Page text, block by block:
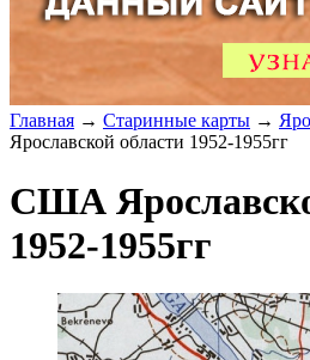
Главная → Старинные карты →
Ярославской области 1952-1955гг
США
1952-1955гг